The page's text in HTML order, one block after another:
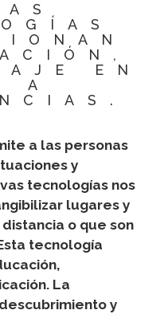
EN
A
a las personas
y
tecnologías nos
lugares y
o que son
tecnología
La
y